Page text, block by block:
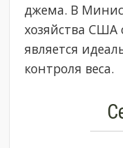
джема. В
хозяйства
является
контроля веса.